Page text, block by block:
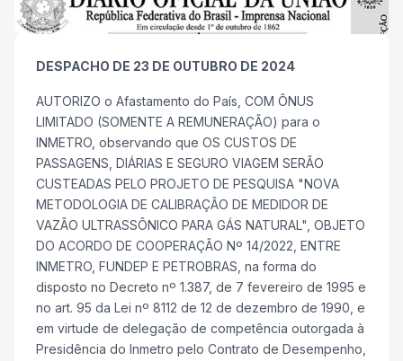
DESPACHO DE 23 DE OUTUBRO DE 2024
AUTORIZO o Afastamento do País, COM ÔNUS
LIMITADO (SOMENTE A REMUNERAÇÃO) para o
INMETRO, observando que OS CUSTOS DE
PASSAGENS, DIÁRIAS E SEGURO VIAGEM SERÃO
CUSTEADAS PELO PROJETO DE PESQUISA "NOVA
METODOLOGIA DE CALIBRAÇÃO DE MEDIDOR DE
VAZÃO ULTRASSÔNICO PARA GÁS NATURAL", OBJETO
DO ACORDO DE COOPERAÇÃO Nº 14/2022, ENTRE
INMETRO, FUNDEP E PETROBRAS, na forma do
disposto no Decreto nº 1.387, de 7 fevereiro de 1995 e
no art. 95 da Lei nº 8112 de 12 de dezembro de 1990, e
em virtude de delegação de competência outorgada à
Presidência do Inmetro pelo Contrato de Desempenho,